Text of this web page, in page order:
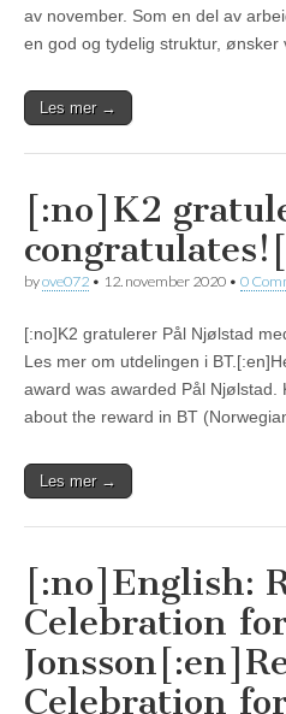
av november. Som en del av
en god og tydelig struktur,
Les mer →
[:no]K2
byove072 • 12. november 2020 • 0
[:no]K2 gratulerer Pål Njølstad
Les mer om utdelingen i
award was awarded Pål Njølstad.
about the reward in BT
Les mer →
[:no]English:
Celebration
Celebration